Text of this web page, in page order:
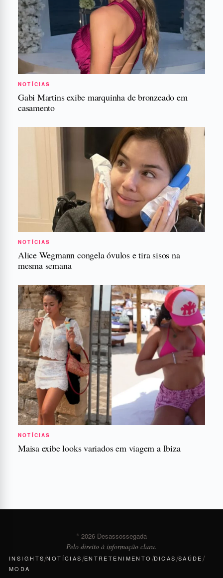
NOTÍCIAS
Gabi Martins exibe marquinha de bronzeado em
casamento
NOTÍCIAS
Alice Wegmann congela óvulos e tira sisos na
mesma semana
NOTÍCIAS
Maisa exibe looks variados em viagem a Ibiza
© 2026 Desassossegada
Pelo direito à informação clara.
INSIGHTS/NOTÍCIAS/ENTRETENIMENTO /DICAS/SAÚDE/
MODA